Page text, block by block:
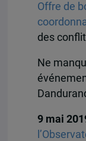
Offre de
des
Ne
9 mai